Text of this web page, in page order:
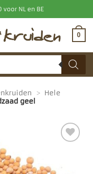
NL en BE
0
> Hele
geel
favorieten